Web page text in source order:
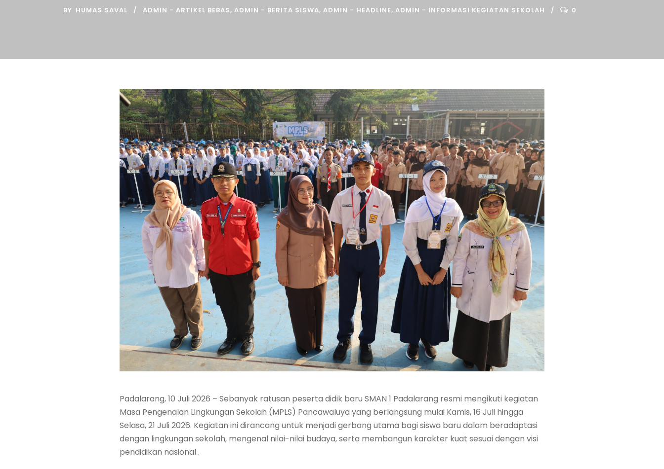
BY HUMAS SAVAL ADMIN - ARTIKEL BEBAS, ADMIN - BERITA SISWA, ADMIN - HEADLINE, ADMIN - INFORMASI KEGIATAN SEKOLAH 0
Padalarang, 10 Juli 2026 – Sebanyak ratusan peserta didik baru SMAN 1 Padalarang resmi mengikuti kegiatan
Masa Pengenalan Lingkungan Sekolah (MPLS) Pancawaluya yang berlangsung mulai Kamis, 16 Juli hingga
Selasa, 21 Juli 2026. Kegiatan ini dirancang untuk menjadi gerbang utama bagi siswa baru dalam beradaptasi
dengan lingkungan sekolah, mengenal nilai-nilai budaya, serta membangun karakter kuat sesuai dengan visi
pendidikan nasional .